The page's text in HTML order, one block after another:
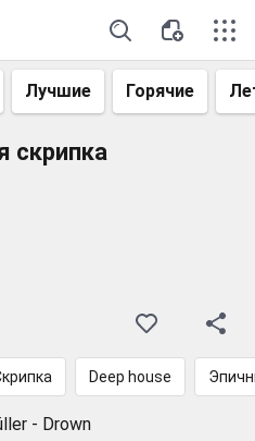
Лучшие Горячие
скрипка
Deep house
- Drown